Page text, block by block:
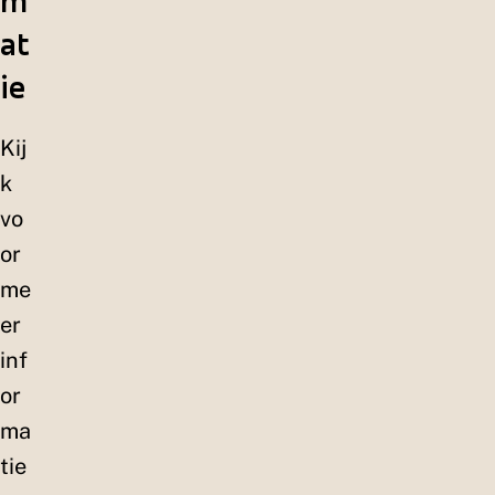
at
ie
Kij
k
vo
or
me
er
inf
or
ma
tie